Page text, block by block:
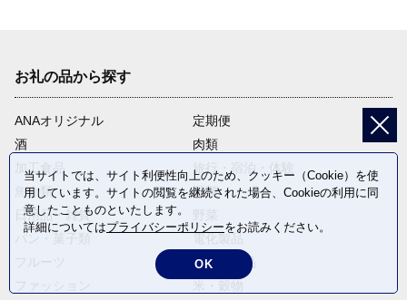
お礼の品から探す
ANAオリジナル
定期便
酒
肉類
加工食品
旅行・宿泊・体験
魚介類
麺類
日用品・雑貨
パン・菓子類
電化製品
卵・乳製品
当サイトでは、サイト利便性向上のため、クッキー（Cookie）を使
用しています。サイトの閲覧を継続された場合、Cookieの利用に同
意したことものといたします。
詳細についてはプライバシーポリシーをお読みください。
OK